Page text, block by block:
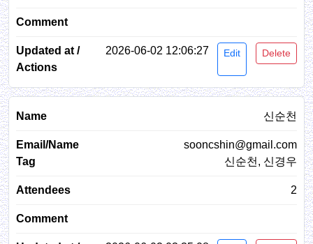
2026-06-02 12:06:27 Edit Delete
신순천
sooncshin@gmail.com
신순천, 신경우
2